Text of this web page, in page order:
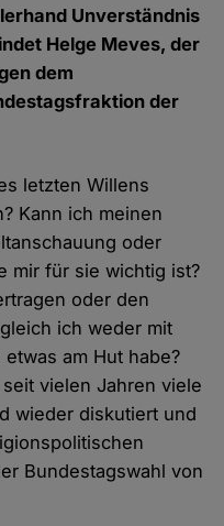
Unverständnis
Helge Meves, der
dem
der
letzten Willens
Kann ich meinen
oder
mir für sie wichtig ist?
oder den
ich weder mit
am Hut habe?
vielen Jahren viele
wieder diskutiert und
Bundestagswahl von